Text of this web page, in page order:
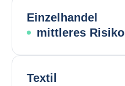
Einzelhandel
mittleres Risiko
Textil